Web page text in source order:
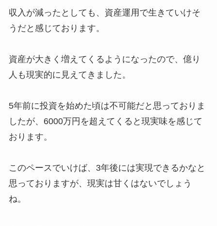
収入が減ったとしても、資産運用で生きていけそ
うだと感じております。
資産が大きく増えてくるようになったので、億り
人も現実的に見えてきました。
5年前に投資を始めた頃は不可能だと思っておりま
したが、6000万円を超えてくると現実味を感じて
おります。
このペースでいけば、3年後には実現できるかなと
思っておりますが、現実は甘くはないでしょう
ね。